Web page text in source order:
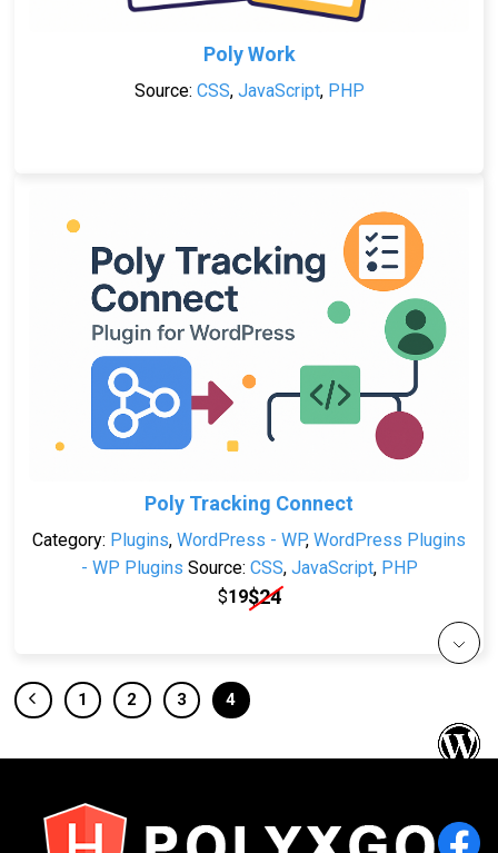
Poly Work
Source: CSS, JavaScript, PHP
Poly Tracking Connect
Category: Plugins, WordPress - WP, WordPress Plugins
- WP Plugins Source: CSS, JavaScript, PHP
$19$24
1 2 3 4